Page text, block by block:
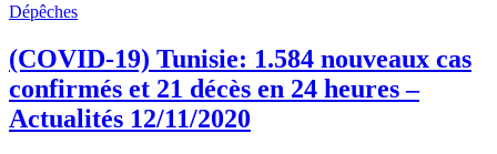
Dépêches
(COVID-19) Tunisie: 1.584 nouveaux cas
confirmés et 21 décès en 24 heures –
Actualités 12/11/2020